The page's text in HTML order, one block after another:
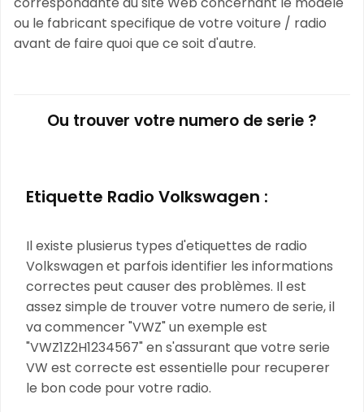
ou le fabricant specifique de votre voiture / radio
avant de faire quoi que ce soit d'autre.
Ou trouver votre numero de serie ?
Etiquette Radio Volkswagen :
Il existe plusierus types d'etiquettes de radio
Volkswagen et parfois identifier les informations
correctes peut causer des problèmes. Il est
assez simple de trouver votre numero de serie, il
va commencer "VWZ" un exemple est
"VWZ1Z2H1234567" en s'assurant que votre serie
VW est correcte est essentielle pour recuperer
le bon code pour votre radio.